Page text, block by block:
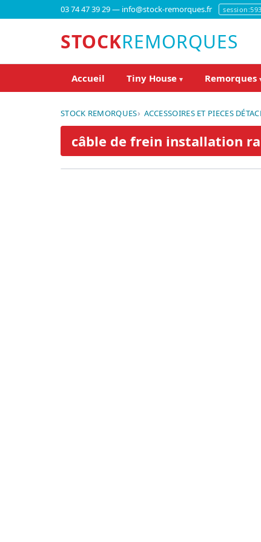
03 74 47 39 29 — info@stock-remorques.fr
STOCKREMORQUES
Accueil Tiny House ▾ Remorques
STOCK REMORQUES ACCESSOIRES ET PIECES
câble de frein installation